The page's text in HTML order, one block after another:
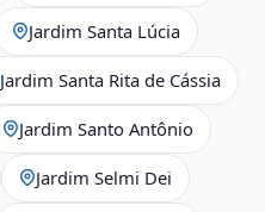
Jardim Santa Lúcia
Jardim Santa Rita de Cássia
Jardim Santo Antônio
Jardim Selmi Dei